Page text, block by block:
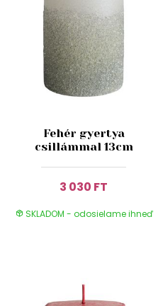
Fehér gyertya
csillámmal 13cm
3 030 FT
SKLADOM - odosielame ihneď